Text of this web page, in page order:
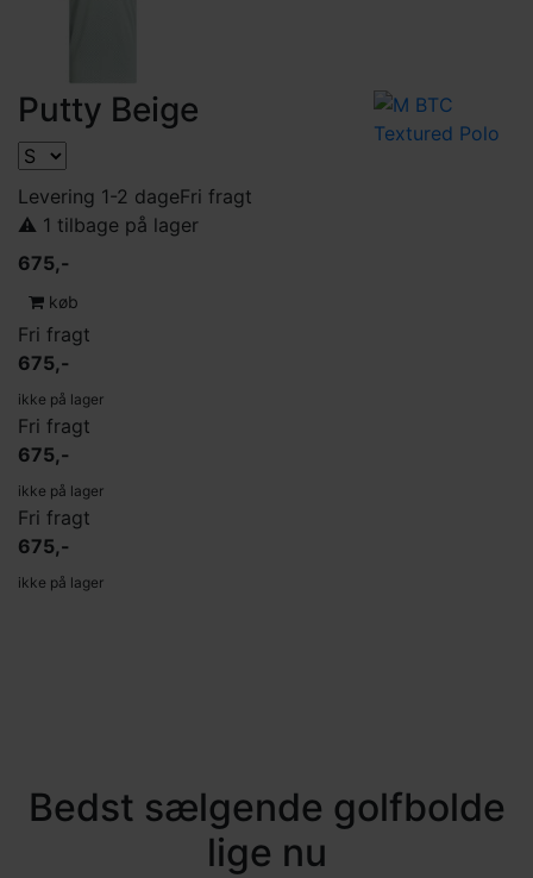
Putty Beige
Levering 1-2 dageFri fragt
⚠️ 1 tilbage på lager
675,-
køb
Fri fragt
675,-
ikke på lager
Fri fragt
675,-
ikke på lager
Fri fragt
675,-
ikke på lager
Bedst sælgende golfbolde
lige nu